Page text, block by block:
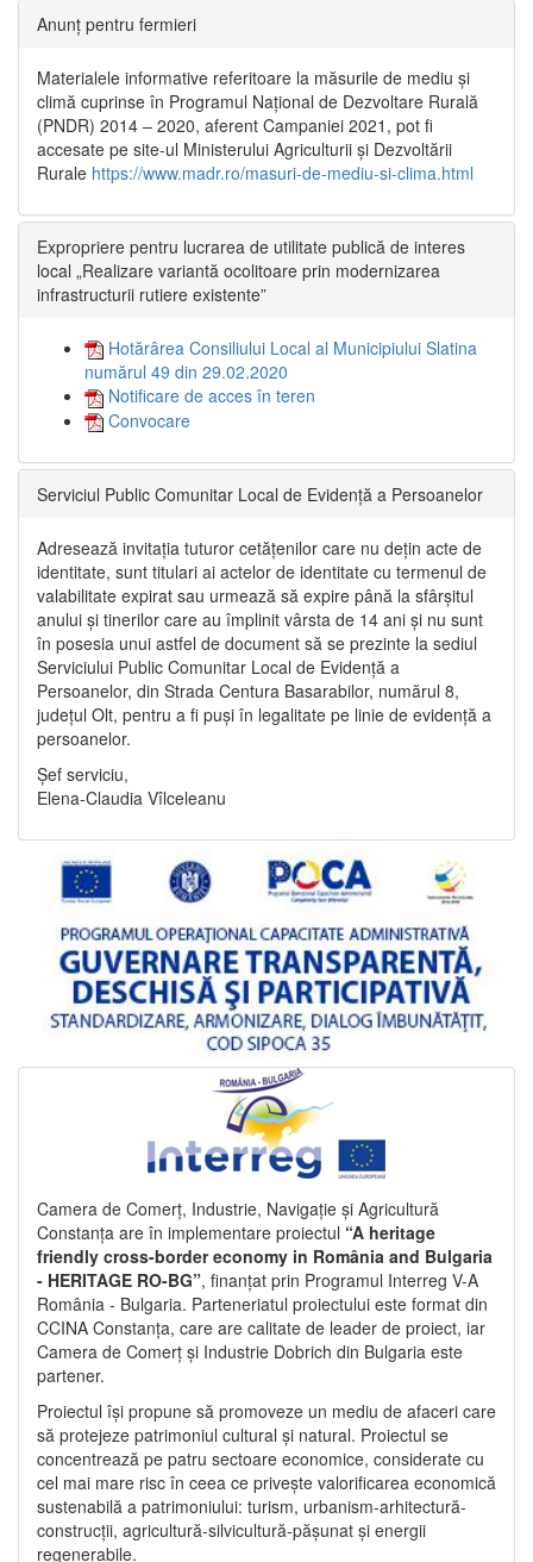
Anunț pentru fermieri
Materialele informative referitoare la măsurile de mediu și
climă cuprinse în Programul Național de Dezvoltare Rurală
(PNDR) 2014 – 2020, aferent Campaniei 2021, pot fi
accesate pe site-ul Ministerului Agriculturii și Dezvoltării
Rurale https://www.madr.ro/masuri-de-mediu-si-clima.html
Expropriere pentru lucrarea de utilitate publică de interes
local „Realizare variantă ocolitoare prin modernizarea
infrastructurii rutiere existente”
Hotărârea Consiliului Local al Municipiului Slatina
numărul 49 din 29.02.2020
Notificare de acces în teren
Convocare
Serviciul Public Comunitar Local de Evidență a Persoanelor
Adresează invitația tuturor cetățenilor care nu dețin acte de
identitate, sunt titulari ai actelor de identitate cu termenul de
valabilitate expirat sau urmează să expire până la sfârșitul
anului și tinerilor care au împlinit vârsta de 14 ani și nu sunt
în posesia unui astfel de document să se prezinte la sediul
Serviciului Public Comunitar Local de Evidență a
Persoanelor, din Strada Centura Basarabilor, numărul 8,
județul Olt, pentru a fi puși în legalitate pe linie de evidență a
persoanelor.
Șef serviciu,
Elena-Claudia Vîlceleanu
Camera de Comerț, Industrie, Navigație și Agricultură
Constanța are în implementare proiectul “A heritage
friendly cross-border economy in România and Bulgaria
- HERITAGE RO-BG”, finanțat prin Programul Interreg V-A
România - Bulgaria. Parteneriatul proiectului este format din
CCINA Constanța, care are calitate de leader de proiect, iar
Camera de Comerț și Industrie Dobrich din Bulgaria este
partener.
Proiectul își propune să promoveze un mediu de afaceri care
să protejeze patrimoniul cultural și natural. Proiectul se
concentrează pe patru sectoare economice, considerate cu
cel mai mare risc în ceea ce privește valorificarea economică
sustenabilă a patrimoniului: turism, urbanism-arhitectură-
construcții, agricultură-silvicultură-pășunat și energii
regenerabile.